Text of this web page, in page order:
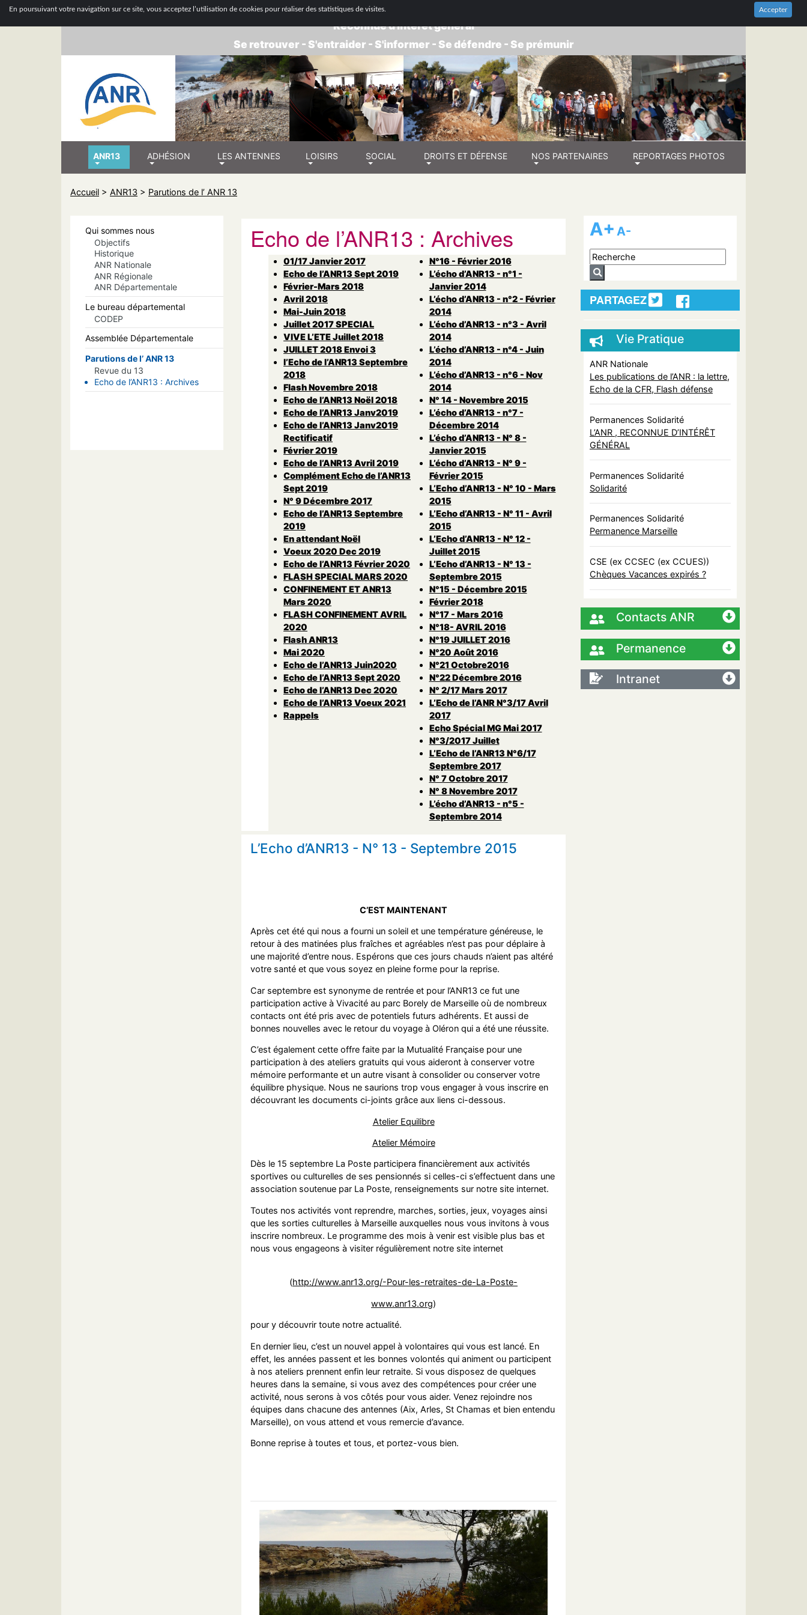
En poursuivant votre navigation sur ce site, vous acceptez l’utilisation de cookies pour réaliser des statistiques de visites. Accepter
ASSOCIATION NATIONALE DE RETRAITÉS - GROUPE BOUCHES-DU-RHÔNE
Reconnue d'intérêt général
Se retrouver - S'entraider - S'informer - Se défendre - Se prémunir
ANR13 ADHÉSION LES ANTENNES LOISIRS SOCIAL DROITS ET DÉFENSE NOS PARTENAIRES REPORTAGES PHOTOS
Accueil > ANR13 > Parutions de l’ ANR 13
Qui sommes nous
Objectifs
Historique
ANR Nationale
ANR Régionale
ANR Départementale
Le bureau départemental
CODEP
Assemblée Départementale
Parutions de l’ ANR 13
Revue du 13
Echo de l’ANR13 : Archives
Echo de l’ANR13 : Archives
01/17 Janvier 2017
Echo de l’ANR13 Sept 2019
Février-Mars 2018
Avril 2018
Mai-Juin 2018
Juillet 2017 SPECIAL
VIVE L’ETE Juillet 2018
JUILLET 2018 Envoi 3
l’Echo de l’ANR13 Septembre
2018
Flash Novembre 2018
Echo de l’ANR13 Noël 2018
Echo de l’ANR13 Janv2019
Echo de l’ANR13 Janv2019
Rectificatif
Février 2019
Echo de l’ANR13 Avril 2019
Complément Echo de l’ANR13
Sept 2019
N° 9 Décembre 2017
Echo de l’ANR13 Septembre
2019
En attendant Noël
Voeux 2020 Dec 2019
Echo de l’ANR13 Février 2020
FLASH SPECIAL MARS 2020
CONFINEMENT ET ANR13
Mars 2020
FLASH CONFINEMENT AVRIL
2020
Flash ANR13
Mai 2020
Echo de l’ANR13 Juin2020
Echo de l’ANR13 Sept 2020
Echo de l’ANR13 Dec 2020
Echo de l’ANR13 Voeux 2021
Rappels
N°16 - Février 2016
L’écho d’ANR13 - n°1 -
Janvier 2014
L’écho d’ANR13 - n°2 - Février
2014
L’écho d’ANR13 - n°3 - Avril
2014
L’écho d’ANR13 - n°4 - Juin
2014
L’écho d’ANR13 - n°6 - Nov
2014
N° 14 - Novembre 2015
L’écho d’ANR13 - n°7 -
Décembre 2014
L’écho d’ANR13 - N° 8 -
Janvier 2015
L’écho d’ANR13 - N° 9 -
Février 2015
L’Echo d’ANR13 - N° 10 - Mars
2015
L’Echo d’ANR13 - N° 11 - Avril
2015
L’Echo d’ANR13 - N° 12 -
Juillet 2015
L’Echo d’ANR13 - N° 13 -
Septembre 2015
N°15 - Décembre 2015
Février 2018
N°17 - Mars 2016
N°18- AVRIL 2016
N°19 JUILLET 2016
N°20 Août 2016
N°21 Octobre2016
N°22 Décembre 2016
N° 2/17 Mars 2017
L’Echo de l’ANR N°3/17 Avril
2017
Echo Spécial MG Mai 2017
N°3/2017 Juillet
L’Echo de l’ANR13 N°6/17
Septembre 2017
N° 7 Octobre 2017
N° 8 Novembre 2017
L’écho d’ANR13 - n°5 -
Septembre 2014
L’Echo d’ANR13 - N° 13 - Septembre 2015
C’EST MAINTENANT
Après cet été qui nous a fourni un soleil et une température généreuse, le
retour à des matinées plus fraîches et agréables n’est pas pour déplaire à
une majorité d’entre nous. Espérons que ces jours chauds n’aient pas altéré
votre santé et que vous soyez en pleine forme pour la reprise.
Car septembre est synonyme de rentrée et pour l’ANR13 ce fut une
participation active à Vivacité au parc Borely de Marseille où de nombreux
contacts ont été pris avec de potentiels futurs adhérents. Et aussi de
bonnes nouvelles avec le retour du voyage à Oléron qui a été une réussite.
C’est également cette offre faite par la Mutualité Française pour une
participation à des ateliers gratuits qui vous aideront à conserver votre
mémoire performante et un autre visant à consolider ou conserver votre
équilibre physique. Nous ne saurions trop vous engager à vous inscrire en
découvrant les documents ci-joints grâce aux liens ci-dessous.
Atelier Equilibre
Atelier Mémoire
Dès le 15 septembre La Poste participera financièrement aux activités
sportives ou culturelles de ses pensionnés si celles-ci s’effectuent dans une
association soutenue par La Poste, renseignements sur notre site internet.
Toutes nos activités vont reprendre, marches, sorties, jeux, voyages ainsi
que les sorties culturelles à Marseille auxquelles nous vous invitons à vous
inscrire nombreux. Le programme des mois à venir est visible plus bas et
nous vous engageons à visiter régulièrement notre site internet
(http://www.anr13.org/-Pour-les-retraites-de-La-Poste-
www.anr13.org)
pour y découvrir toute notre actualité.
En dernier lieu, c’est un nouvel appel à volontaires qui vous est lancé. En
effet, les années passent et les bonnes volontés qui animent ou participent
à nos ateliers prennent enfin leur retraite. Si vous disposez de quelques
heures dans la semaine, si vous avez des compétences pour créer une
activité, nous serons à vos côtés pour vous aider. Venez rejoindre nos
équipes dans chacune des antennes (Aix, Arles, St Chamas et bien entendu
Marseille), on vous attend et vous remercie d’avance.
Bonne reprise à toutes et tous, et portez-vous bien.
A+ A-
PARTAGEZ
Vie Pratique
ANR Nationale
Les publications de l’ANR : la lettre,
Echo de la CFR, Flash défense
Permanences Solidarité
L’ANR , RECONNUE D’INTÉRÊT
GÉNÉRAL
Permanences Solidarité
Solidarité
Permanences Solidarité
Permanence Marseille
CSE (ex CCSEC (ex CCUES))
Chèques Vacances expirés ?
Contacts ANR
Permanence
Intranet